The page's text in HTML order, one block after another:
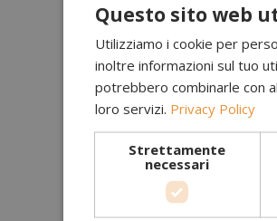
Questo sito web
Utilizziamo i cookie per
inoltre informazioni sul tuo
potrebbero combinarle con
loro servizi. Privacy Policy
Strettamente
necessari